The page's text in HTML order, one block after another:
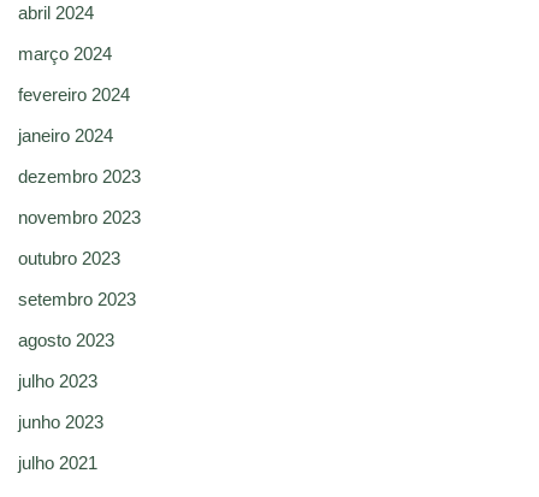
abril 2024
março 2024
fevereiro 2024
janeiro 2024
dezembro 2023
novembro 2023
outubro 2023
setembro 2023
agosto 2023
julho 2023
junho 2023
julho 2021